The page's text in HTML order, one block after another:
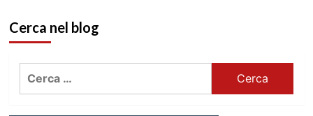
Cerca nel blog